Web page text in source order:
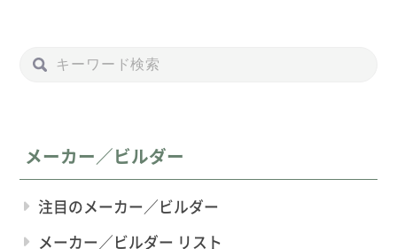
メーカー／ビルダー
注目のメーカー／ビルダー
メーカー／ビルダー リスト